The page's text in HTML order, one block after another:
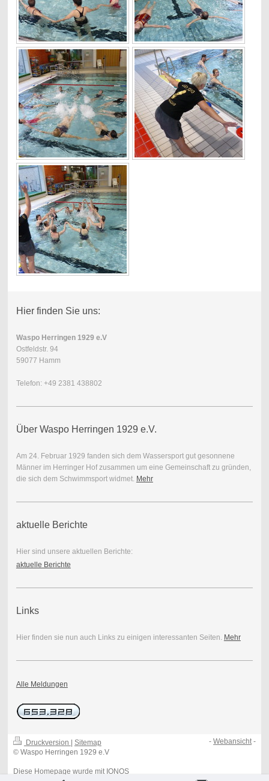
Hier finden Sie uns:
Waspo Herringen 1929 e.V
Ostfeldstr. 94
59077 Hamm
Telefon: +49 2381 438802
Über Waspo Herringen 1929 e.V.
Am 24. Februar 1929 fanden sich dem Wassersport gut gesonnene
Männer im Herringer Hof zusammen um eine Gemeinschaft zu gründen,
die sich dem Schwimmsport widmet. Mehr
aktuelle Berichte
Hier sind unsere aktuellen Berichte:
aktuelle Berichte
Links
Hier finden sie nun auch Links zu einigen interessanten Seiten. Mehr
Alle Meldungen
Druckversion
Sitemap
© Waspo Herringen 1929 e.V
Diese Homepage wurde mit IONOS
-Webansicht-